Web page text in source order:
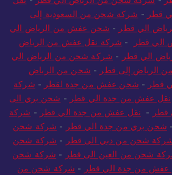
قطر - شركة شحن من السعودية إلى
الي قطر - شحن عفش من الرياض الي
الي قطر - شركة نقل عفش من الرياض
الي قطر - شركة شحن من الرياض الي
الرياض إلى قطر - شحن من الرياض
قطر - شحن عفش من جدة لقطر - شركة
نقل عفش من جدة الي قطر - شحن بري الى
- نقل عفش من جدة الي قطر - شركة
- شحن بري من جدة الي قطر - شركة شحن
شحن من دبي الى قطر - شركة شحن
شحن من العين الى قطر - شركة شحن
عفش من جدة الي قطر - شركة شحن من